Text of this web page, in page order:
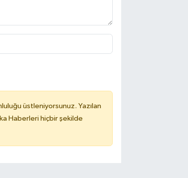
üstleniyorsunuz. Yazılan
Haberleri hiçbir şekilde